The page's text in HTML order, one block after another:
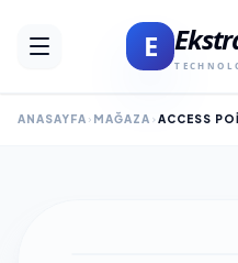
E
ANASAYFA MAĞAZA